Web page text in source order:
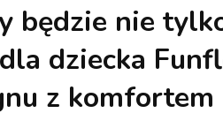
będzie nie
dziecka
z